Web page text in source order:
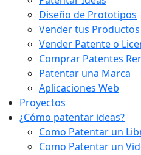
Diseño de Prototipos
Vender tus
Vender Patente o
Comprar Patentes
Patentar una Marca
Aplicaciones Web
Proyectos
¿Cómo patentar ideas?
Como Patentar un
Como Patentar un